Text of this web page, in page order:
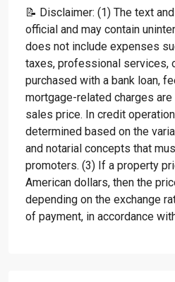
📝 Disclaimer: (1) The text
official and may contain
does not include expenses
taxes, professional services,
purchased with a bank loan,
mortgage-related charges
sales price. In credit
determined based on the
and notarial concepts that
promoters. (3) If a property
American dollars, then the
depending on the exchange
of payment, in accordance